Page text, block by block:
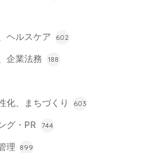
ヘルスケア 602
企業法務 188
化、まちづくり 603
グ・PR 744
理 899